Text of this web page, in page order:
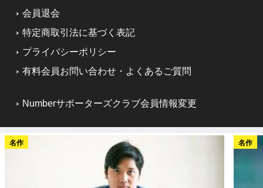
会員退会
特定商取引法に基づく表記
プライバシーポリシー
有料会員お問い合わせ・よくあるご質問
Numberサポーターズクラブ会員情報変更
名作 名作